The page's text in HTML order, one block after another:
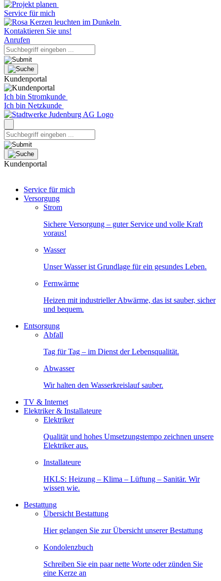
Service für mich
Kontaktieren Sie uns!
Anrufen
Kundenportal
Ich bin Stromkunde
Ich bin Netzkunde
Kundenportal
Service für mich
Versorgung
Strom
Sichere Versorgung – guter Service und volle Kraft
voraus!
Wasser
Unser Wasser ist Grundlage für ein gesundes Leben.
Fernwärme
Heizen mit industrieller Abwärme, das ist sauber, sicher
und bequem.
Entsorgung
Abfall
Tag für Tag – im Dienst der Lebensqualität.
Abwasser
Wir halten den Wasserkreislauf sauber.
TV & Internet
Elektriker & Installateure
Elektriker
Qualität und hohes Umsetzungstempo zeichnen unsere
Elektriker aus.
Installateure
HKLS: Heizung – Klima – Lüftung – Sanitär. Wir
wissen wie.
Bestattung
Übersicht Bestattung
Hier gelangen Sie zur Übersicht unserer Bestattung
Kondolenzbuch
Schreiben Sie ein paar nette Worte oder zünden Sie
eine Kerze an